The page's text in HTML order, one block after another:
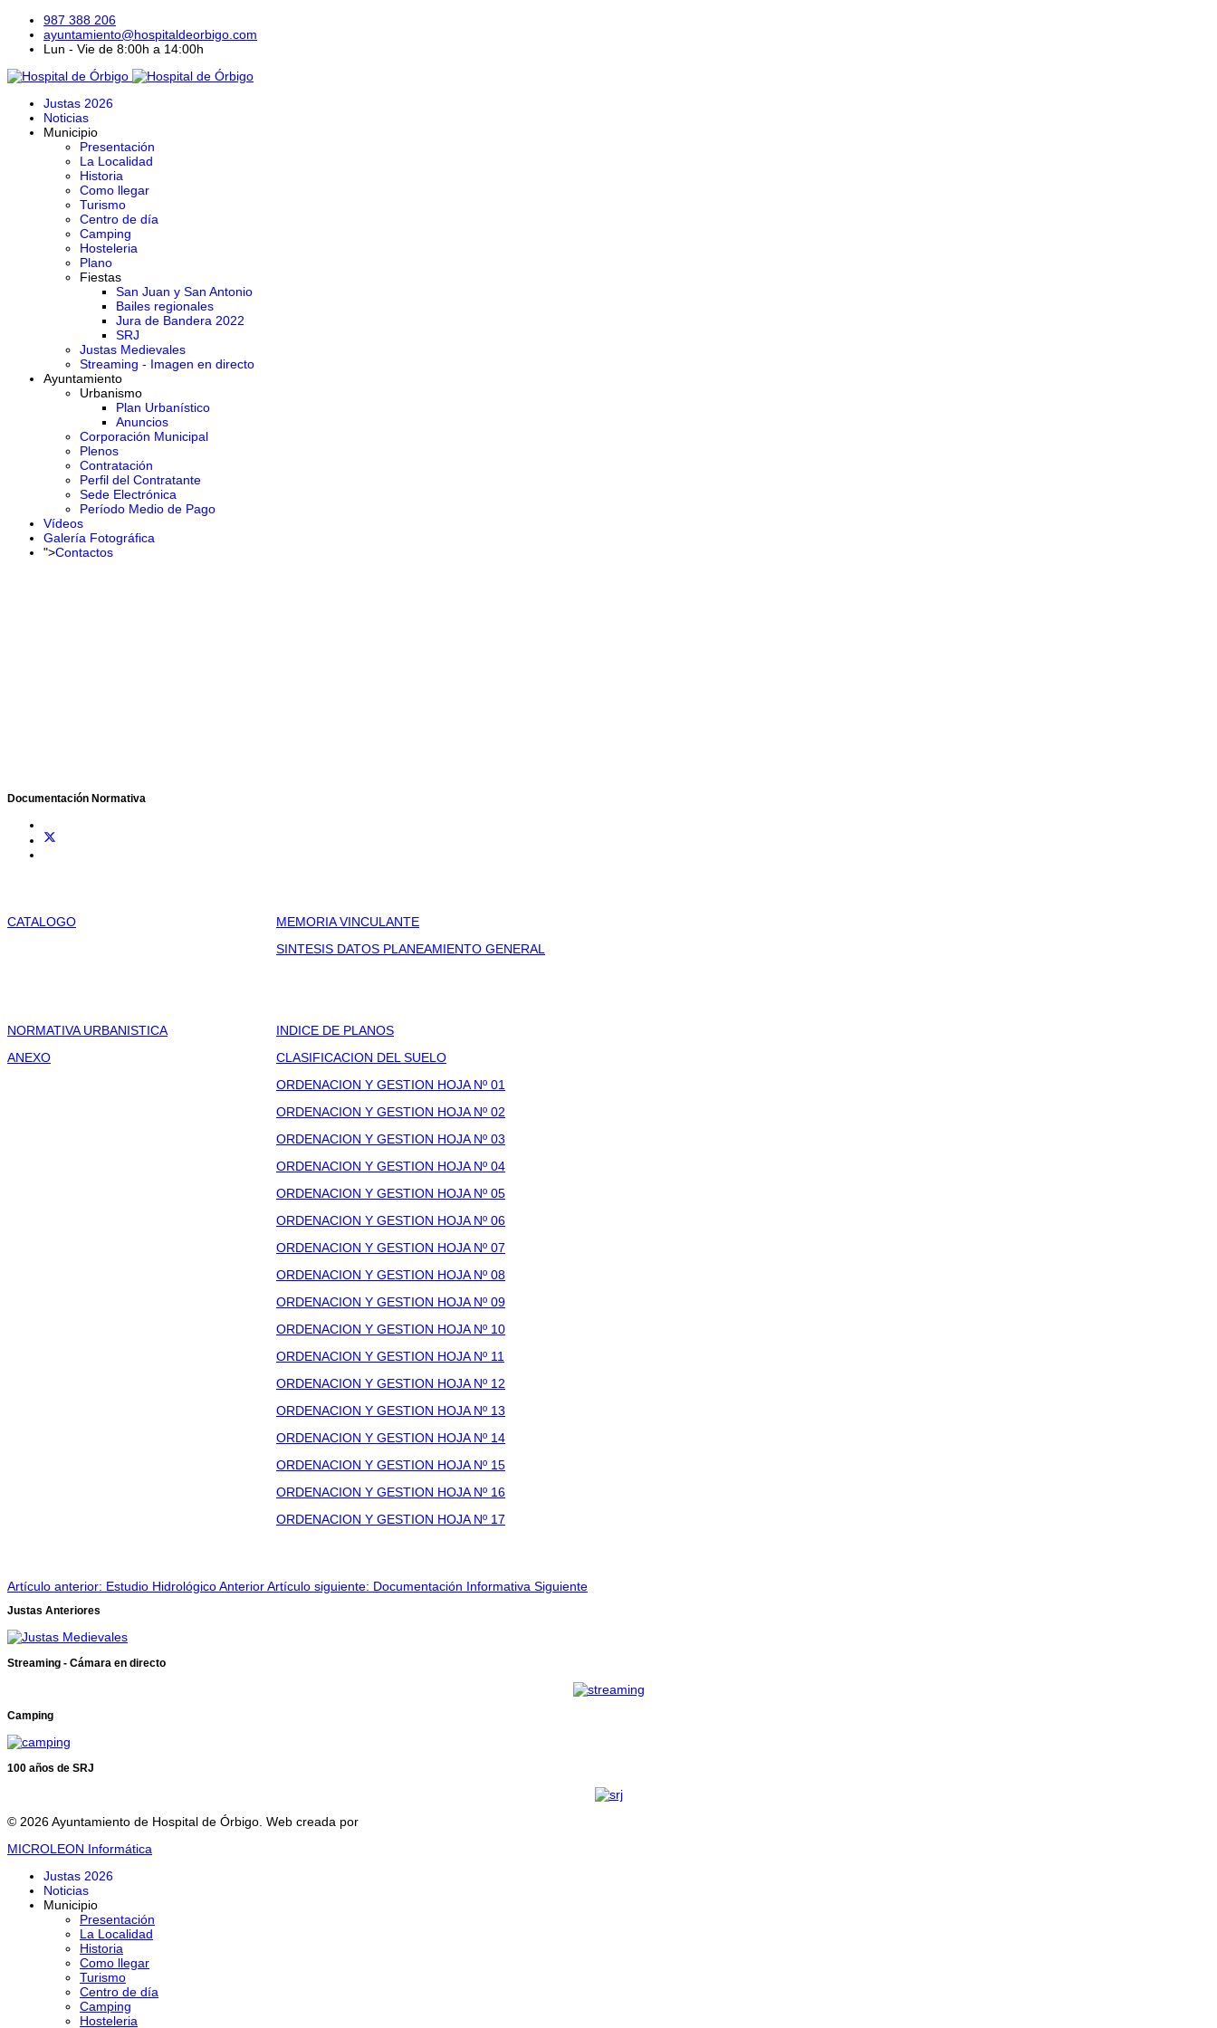
987 388 206
ayuntamiento@hospitaldeorbigo.com
Lun - Vie de 8:00h a 14:00h
Justas 2026
Noticias
Municipio
Presentación
La Localidad
Historia
Como llegar
Turismo
Centro de día
Camping
Hosteleria
Plano
Fiestas
San Juan y San Antonio
Bailes regionales
Jura de Bandera 2022
SRJ
Justas Medievales
Streaming - Imagen en directo
Ayuntamiento
Urbanismo
Plan Urbanístico
Anuncios
Corporación Municipal
Plenos
Contratación
Perfil del Contratante
Sede Electrónica
Período Medio de Pago
Vídeos
Galería Fotográfica
">Contactos
Documentación Normativa
CATALOGO
MEMORIA VINCULANTE
SINTESIS DATOS PLANEAMIENTO GENERAL
NORMATIVA URBANISTICA
ANEXO
INDICE DE PLANOS
CLASIFICACION DEL SUELO
ORDENACION Y GESTION HOJA Nº 01
ORDENACION Y GESTION HOJA Nº 02
ORDENACION Y GESTION HOJA Nº 03
ORDENACION Y GESTION HOJA Nº 04
ORDENACION Y GESTION HOJA Nº 05
ORDENACION Y GESTION HOJA Nº 06
ORDENACION Y GESTION HOJA Nº 07
ORDENACION Y GESTION HOJA Nº 08
ORDENACION Y GESTION HOJA Nº 09
ORDENACION Y GESTION HOJA Nº 10
ORDENACION Y GESTION HOJA Nº 11
ORDENACION Y GESTION HOJA Nº 12
ORDENACION Y GESTION HOJA Nº 13
ORDENACION Y GESTION HOJA Nº 14
ORDENACION Y GESTION HOJA Nº 15
ORDENACION Y GESTION HOJA Nº 16
ORDENACION Y GESTION HOJA Nº 17
Artículo anterior: Estudio HidrológicoAnteriorArtículo siguiente: Documentación Informativa Siguiente
Justas Anteriores
Streaming - Cámara en directo
Camping
100 años de SRJ
© 2026 Ayuntamiento de Hospital de Órbigo. Web creada por
MICROLEON Informática
Justas 2026
Noticias
Municipio
Presentación
La Localidad
Historia
Como llegar
Turismo
Centro de día
Camping
Hosteleria